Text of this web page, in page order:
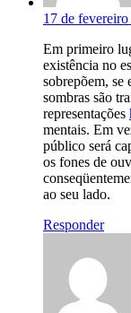
17 de fevereiro
Em primeiro
existência no
sobrepõem, se
sombras são
representações
mentais. Em
público será
os fones de
ao seu lado.
Responder